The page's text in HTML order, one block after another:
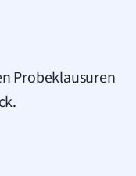
Probeklausuren